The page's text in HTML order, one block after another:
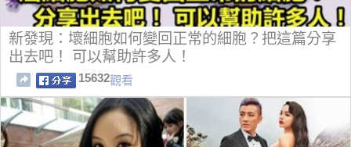
新發現：壞細胞如何變回正常的細胞？把這篇分享
出去吧！ 可以幫助許多人！
15632觀看